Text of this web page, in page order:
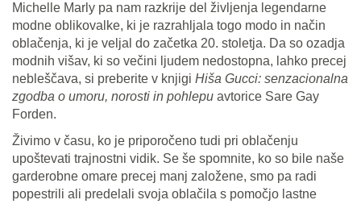
Michelle Marly pa nam razkrije del življenja legendarne
modne oblikovalke, ki je razrahljala togo modo in način
oblačenja, ki je veljal do začetka 20. stoletja. Da so ozadja
modnih višav, ki so večini ljudem nedostopna, lahko precej
nebleščava, si preberite v knjigi Hiša Gucci: senzacionalna
zgodba o umoru, norosti in pohlepu avtorice Sare Gay
Forden.
Živimo v času, ko je priporočeno tudi pri oblačenju
upoštevati trajnostni vidik. Se še spomnite, ko so bile naše
garderobne omare precej manj založene, smo pa radi
popestrili ali predelali svoja oblačila s pomočjo lastne